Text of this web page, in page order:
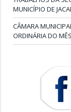
MUNICÍPIO DE
CÂMARA
ORDINÁRIA DO